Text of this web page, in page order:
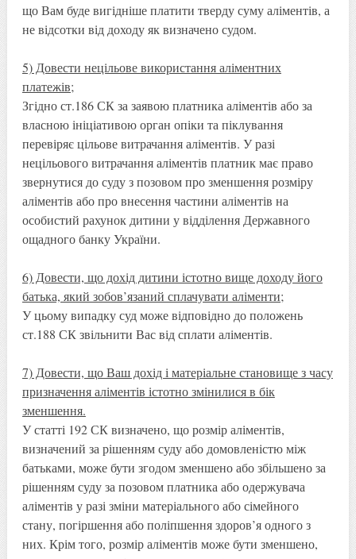
що Вам буде вигідніше платити тверду суму аліментів, а
не відсотки від доходу як визначено судом.
5) Довести нецільове використання аліментних
платежів;
Згідно ст.186 СК за заявою платника аліментів або за
власною ініціативою орган опіки та піклування
перевіряє цільове витрачання аліментів. У разі
нецільового витрачання аліментів платник має право
звернутися до суду з позовом про зменшення розміру
аліментів або про внесення частини аліментів на
особистий рахунок дитини у відділення Державного
ощадного банку України.
6) Довести, що дохід дитини істотно вище доходу його
батька, який зобов’язаний сплачувати аліменти;
У цьому випадку суд може відповідно до положень
ст.188 СК звільнити Вас від сплати аліментів.
7) Довести, що Ваш дохід і матеріальне становище з часу
призначення аліментів істотно змінилися в бік
зменшення.
У статті 192 СК визначено, що розмір аліментів,
визначений за рішенням суду або домовленістю між
батьками, може бути згодом зменшено або збільшено за
рішенням суду за позовом платника або одержувача
аліментів у разі зміни матеріального або сімейного
стану, погіршення або поліпшення здоров’я одного з
них. Крім того, розмір аліментів може бути зменшено,